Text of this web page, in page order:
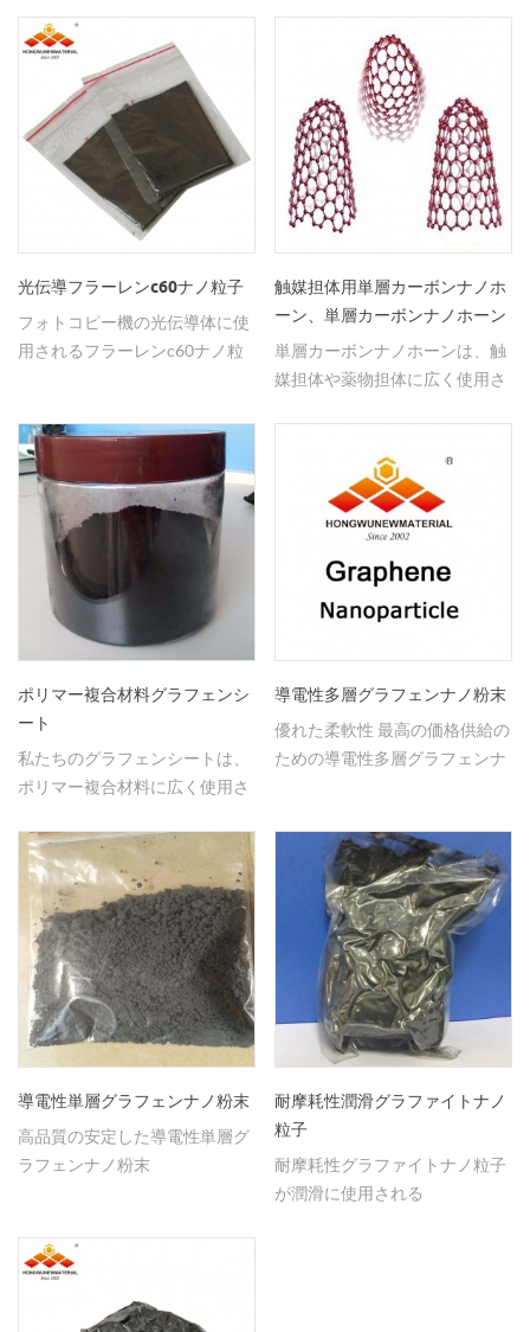
る。
光伝導フラーレンc60ナノ粒子
フォトコピー機の光伝導体に使
用されるフラーレンc60ナノ粒
触媒担体用単層カーボンナノホ
ーン、単層カーボンナノホーン
価格
単層カーボンナノホーンは、触
媒担体や薬物担体に広く使用さ
ポリマー複合材料グラフェンシ
ート
私たちのグラフェンシートは、
ポリマー複合材料に広く使用さ
99％を持っています。
導電性多層グラフェンナノ粉末
優れた柔軟性 最高の価格供給の
ための導電性多層グラフェンナ
導電性単層グラフェンナノ粉末
高品質の安定した導電性単層グ
ラフェンナノ粉末
耐摩耗性潤滑グラファイトナノ
粒子
耐摩耗性グラファイトナノ粒子
が潤滑に使用される